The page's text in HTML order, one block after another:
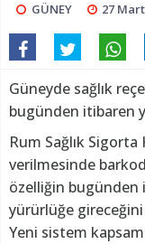
GÜNEY 27
Güneyde sağlık
bugünden itibaren
Rum Sağlık
verilmesinde
özelliğin bugünden
yürürlüğe gireceğini
Yeni sistem